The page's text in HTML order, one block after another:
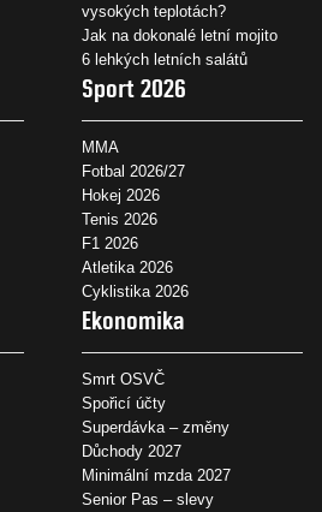
vysokých teplotách?
Jak na dokonalé letní mojito
6 lehkých letních salátů
Sport 2026
MMA
Fotbal 2026/27
Hokej 2026
Tenis 2026
F1 2026
Atletika 2026
Cyklistika 2026
Ekonomika
Smrt OSVČ
Spořicí účty
Superdávka – změny
Důchody 2027
Minimální mzda 2027
Senior Pas – slevy